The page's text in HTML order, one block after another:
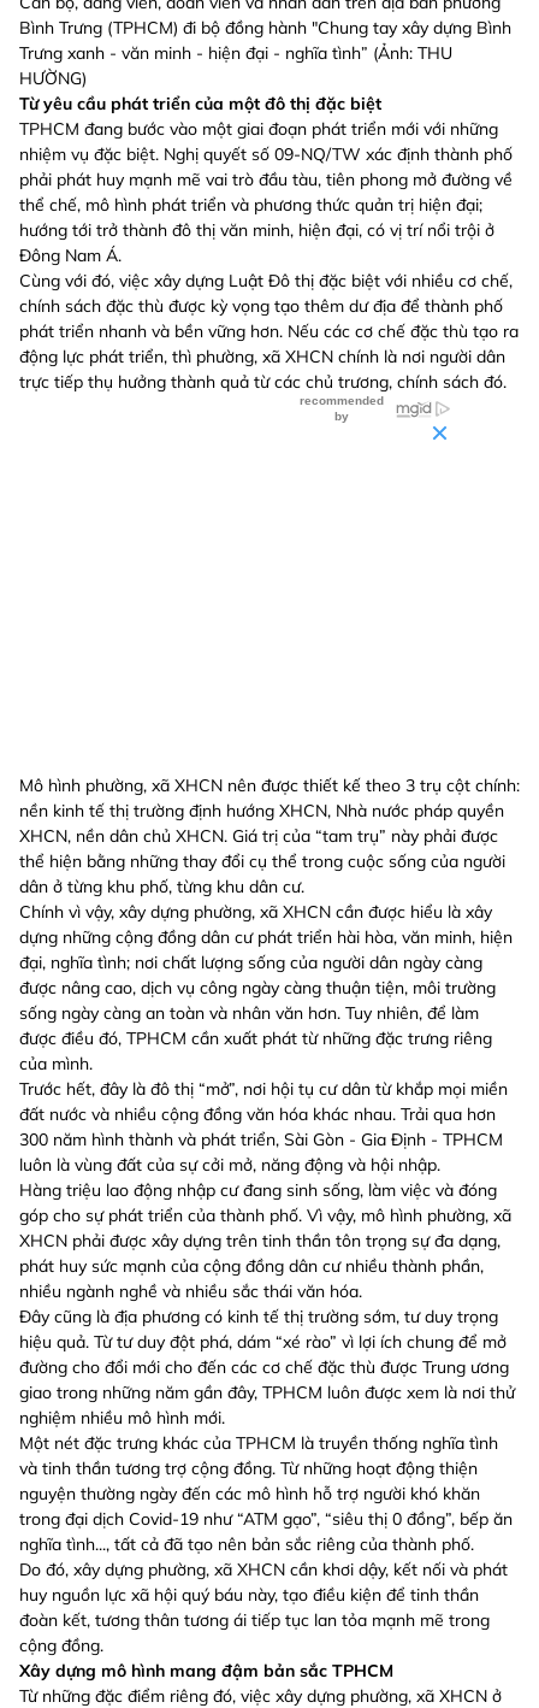
Bình Trưng (TPHCM) đi bộ đồng hành "Chung tay xây dựng Bình
Trưng xanh - văn minh - hiện đại - nghĩa tình” (Ảnh: THU
HƯỜNG)
Từ yêu cầu phát triển của một đô thị đặc biệt
TPHCM đang bước vào một giai đoạn phát triển mới với những
nhiệm vụ đặc biệt. Nghị quyết số 09-NQ/TW xác định thành phố
phải phát huy mạnh mẽ vai trò đầu tàu, tiên phong mở đường về
thể chế, mô hình phát triển và phương thức quản trị hiện đại;
hướng tới trở thành đô thị văn minh, hiện đại, có vị trí nổi trội ở
Đông Nam Á.
Cùng với đó, việc xây dựng Luật Đô thị đặc biệt với nhiều cơ chế,
chính sách đặc thù được kỳ vọng tạo thêm dư địa để thành phố
phát triển nhanh và bền vững hơn. Nếu các cơ chế đặc thù tạo ra
động lực phát triển, thì phường, xã XHCN chính là nơi người dân
trực tiếp thụ hưởng thành quả từ các chủ trương, chính sách đó.
Mô hình phường, xã XHCN nên được thiết kế theo 3 trụ cột chính:
nền kinh tế thị trường định hướng XHCN, Nhà nước pháp quyền
XHCN, nền dân chủ XHCN. Giá trị của “tam trụ” này phải được
thể hiện bằng những thay đổi cụ thể trong cuộc sống của người
dân ở từng khu phố, từng khu dân cư.
Chính vì vậy, xây dựng phường, xã XHCN cần được hiểu là xây
dựng những cộng đồng dân cư phát triển hài hòa, văn minh, hiện
đại, nghĩa tình; nơi chất lượng sống của người dân ngày càng
được nâng cao, dịch vụ công ngày càng thuận tiện, môi trường
sống ngày càng an toàn và nhân văn hơn. Tuy nhiên, để làm
được điều đó, TPHCM cần xuất phát từ những đặc trưng riêng
của mình.
Trước hết, đây là đô thị “mở”, nơi hội tụ cư dân từ khắp mọi miền
đất nước và nhiều cộng đồng văn hóa khác nhau. Trải qua hơn
300 năm hình thành và phát triển, Sài Gòn - Gia Định - TPHCM
luôn là vùng đất của sự cởi mở, năng động và hội nhập.
Hàng triệu lao động nhập cư đang sinh sống, làm việc và đóng
góp cho sự phát triển của thành phố. Vì vậy, mô hình phường, xã
XHCN phải được xây dựng trên tinh thần tôn trọng sự đa dạng,
phát huy sức mạnh của cộng đồng dân cư nhiều thành phần,
nhiều ngành nghề và nhiều sắc thái văn hóa.
Đây cũng là địa phương có kinh tế thị trường sớm, tư duy trọng
hiệu quả. Từ tư duy đột phá, dám “xé rào” vì lợi ích chung để mở
đường cho đổi mới cho đến các cơ chế đặc thù được Trung ương
giao trong những năm gần đây, TPHCM luôn được xem là nơi thử
nghiệm nhiều mô hình mới.
Một nét đặc trưng khác của TPHCM là truyền thống nghĩa tình
và tinh thần tương trợ cộng đồng. Từ những hoạt động thiện
nguyện thường ngày đến các mô hình hỗ trợ người khó khăn
trong đại dịch Covid-19 như “ATM gạo”, “siêu thị 0 đồng”, bếp ăn
nghĩa tình..., tất cả đã tạo nên bản sắc riêng của thành phố.
Do đó, xây dựng phường, xã XHCN cần khơi dậy, kết nối và phát
huy nguồn lực xã hội quý báu này, tạo điều kiện để tinh thần
đoàn kết, tương thân tương ái tiếp tục lan tỏa mạnh mẽ trong
cộng đồng.
Xây dựng mô hình mang đậm bản sắc TPHCM
Từ những đặc điểm riêng đó, việc xây dựng phường, xã XHCN ở